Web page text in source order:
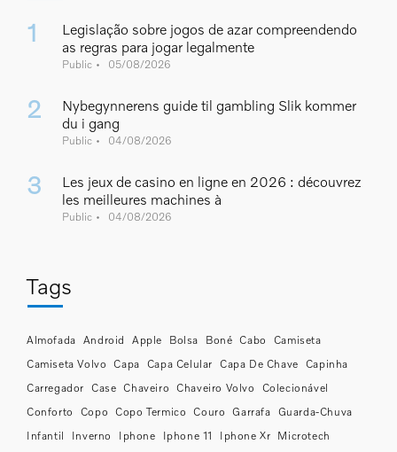
Legislação sobre jogos de azar compreendendo
as regras para jogar legalmente
Public 05/08/2026
Nybegynnerens guide til gambling Slik kommer
du i gang
Public 04/08/2026
Les jeux de casino en ligne en 2026 : découvrez
les meilleures machines à
Public 04/08/2026
Tags
Almofada Android Apple Bolsa Boné Cabo
Camiseta
Camiseta Volvo
Capa Capa Celular Capa De Chave Capinha
Carregador Case Chaveiro Chaveiro Volvo
Colecionável
Conforto
Copo Copo Termico Couro Garrafa Guarda-Chuva
Infantil
Inverno Iphone Iphone 11 Iphone Xr Microtech